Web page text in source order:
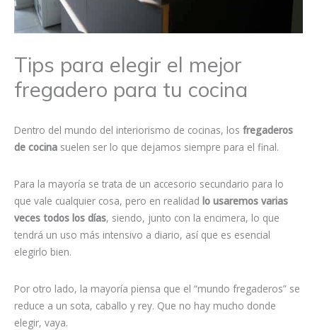
Tips para elegir el mejor
fregadero para tu cocina
Dentro del mundo del interiorismo de cocinas, los fregaderos
de cocina suelen ser lo que dejamos siempre para el final.
Para la mayoría se trata de un accesorio secundario para lo
que vale cualquier cosa, pero en realidad lo usaremos varias
veces todos los días, siendo, junto con la encimera, lo que
tendrá un uso más intensivo a diario, así que es esencial
elegirlo bien.
Por otro lado, la mayoría piensa que el “mundo fregaderos” se
reduce a un sota, caballo y rey. Que no hay mucho donde
elegir, vaya.